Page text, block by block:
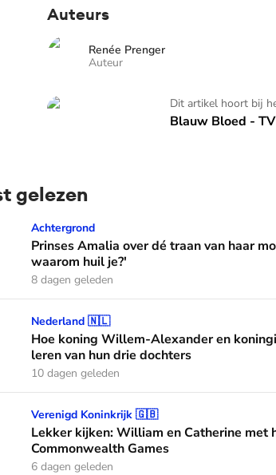
Auteurs
Renée Prenger
Auteur
Dit artikel hoort bij
Blauw Bloed - TV
Blauw Bloed - TV
gelezen
Amalia over dé traan van haar moeder: 'Mama
Achtergrond
Prinses Amalia over dé traan van haar
waarom huil je?'
8 dagen geleden
Willem-Alexander en koningin Máxima
Nederland 🇳🇱
Hoe koning Willem-Alexander en
leren van hun drie dochters
10 dagen geleden
William en Catherine met hele gezin bij
Verenigd Koninkrijk 🇬🇧
Lekker kijken: William en Catherine met
Commonwealth Games
6 dagen geleden